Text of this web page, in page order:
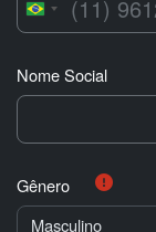
Brazil
+55
Nome Social
Gênero